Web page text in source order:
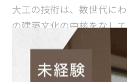
大工の技術は、数世代に
の建築文化の中核をなし
材である木材を巧みに扱
生み出す技術です。この
感が存分に活かせる家が